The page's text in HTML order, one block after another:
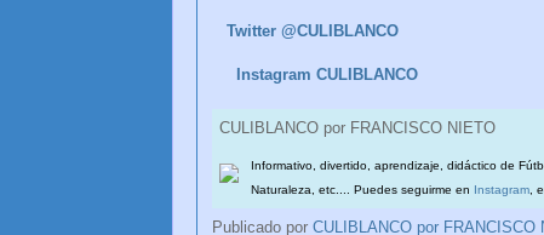
Twitter @CULIBLANCO
Instagram CULIBLANCO
CULIBLANCO por FRANCISCO NIETO
Informativo, divertido, aprendizaje, didáctico de
Naturaleza, etc.... Puedes seguirme en Instagram ,
Publicado por CULIBLANCO por